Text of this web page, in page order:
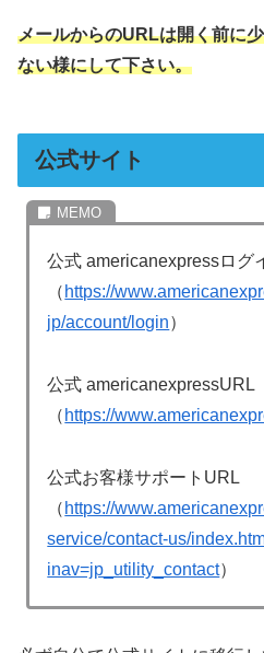
メールからのURLは開く前に
ない様にして下さい。
公式サイト
公式 americanexpressログ
（ https://
jp/account/login）
公式 americanexpressURL
（ https://
公式お客様サポートURL
（ https://
service/contact-us/
inav=jp_utility_contact）